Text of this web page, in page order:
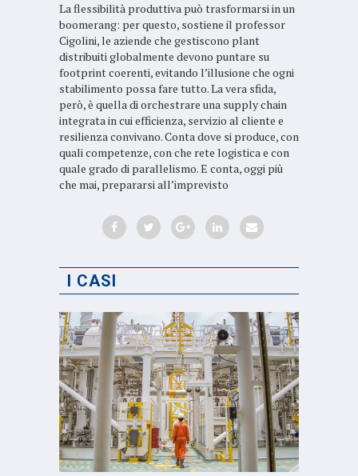
La flessibilità produttiva può trasformarsi in un
boomerang: per questo, sostiene il professor
Cigolini, le aziende che gestiscono plant
distribuiti globalmente devono puntare su
footprint coerenti, evitando l’illusione che ogni
stabilimento possa fare tutto. La vera sfida,
però, è quella di orchestrare una supply chain
integrata in cui efficienza, servizio al cliente e
resilienza convivano. Conta dove si produce, con
quali competenze, con che rete logistica e con
quale grado di parallelismo. E conta, oggi più
che mai, prepararsi all’imprevisto
I CASI